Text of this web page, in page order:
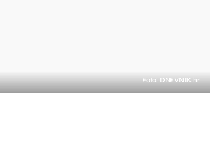
Foto: DNEVNIK.hr